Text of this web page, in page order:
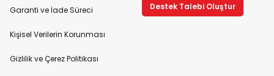
Garanti ve İade Süreci
Kişisel Verilerin Korunması
Gizlilik ve Çerez Politikası
Destek Talebi Oluştur